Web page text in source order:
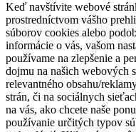
Keď navštívite webové
prostredníctvom vášho
súborov cookies alebo
informácie o vás, vašom
používame na zlepšenie a
dojmu na našich webových
relevantného obsahu/
strán, či na sociálnych
na vás, ako chcete naše
používanie určitých typov